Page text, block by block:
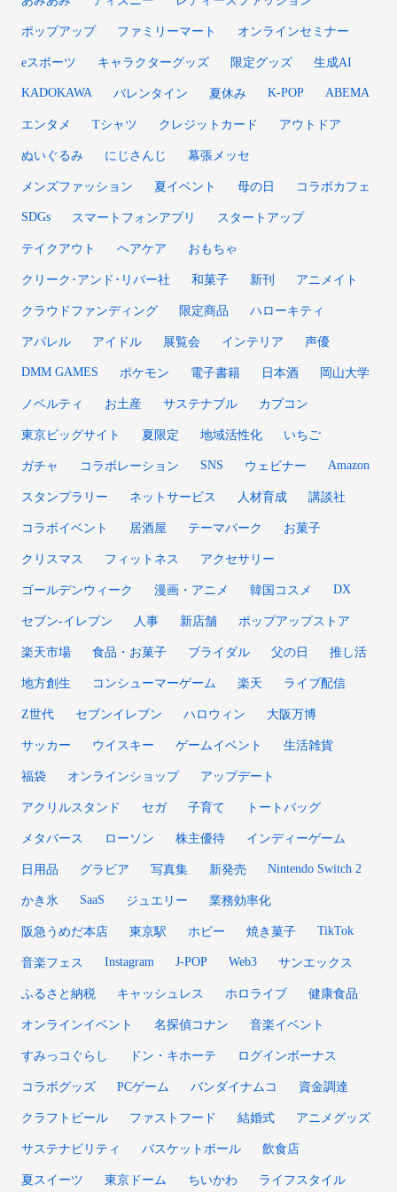
ポップアップ ファミリーマート オンラインセミナー
eスポーツ キャラクターグッズ 限定グッズ 生成AI
KADOKAWA バレンタイン 夏休み K-POP ABEMA
エンタメ Tシャツ クレジットカード アウトドア
ぬいぐるみ にじさんじ 幕張メッセ
メンズファッション 夏イベント 母の日 コラボカフェ
SDGs スマートフォンアプリ スタートアップ
テイクアウト ヘアケア おもちゃ
クリーク･アンド･リバー社 和菓子 新刊 アニメイト
クラウドファンディング 限定商品 ハローキティ
アパレル アイドル 展覧会 インテリア 声優
DMM GAMES ポケモン 電子書籍 日本酒 岡山大学
ノベルティ お土産 サステナブル カプコン
東京ビッグサイト 夏限定 地域活性化 いちご
ガチャ コラボレーション SNS ウェビナー Amazon
スタンプラリー ネットサービス 人材育成 講談社
コラボイベント 居酒屋 テーマパーク お菓子
クリスマス フィットネス アクセサリー
ゴールデンウィーク 漫画・アニメ 韓国コスメ DX
セブン‐イレブン 人事 新店舗 ポップアップストア
楽天市場 食品・お菓子 ブライダル 父の日 推し活
地方創生 コンシューマーゲーム 楽天 ライブ配信
Z世代 セブンイレブン ハロウィン 大阪万博
サッカー ウイスキー ゲームイベント 生活雑貨
福袋 オンラインショップ アップデート
アクリルスタンド セガ 子育て トートバッグ
メタバース ローソン 株主優待 インディーゲーム
日用品 グラビア 写真集 新発売 Nintendo Switch 2
かき氷 SaaS ジュエリー 業務効率化
阪急うめだ本店 東京駅 ホビー 焼き菓子 TikTok
音楽フェス Instagram J-POP Web3 サンエックス
ふるさと納税 キャッシュレス ホロライブ 健康食品
オンラインイベント 名探偵コナン 音楽イベント
すみっコぐらし ドン・キホーテ ログインボーナス
コラボグッズ PCゲーム バンダイナムコ 資金調達
クラフトビール ファストフード 結婚式 アニメグッズ
サステナビリティ バスケットボール 飲食店
夏スイーツ 東京ドーム ちいかわ ライフスタイル